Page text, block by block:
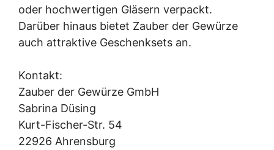
oder hochwertigen Gläsern verpackt.
Darüber hinaus bietet Zauber der Gewürze
auch attraktive Geschenksets an.
Kontakt:
Zauber der Gewürze GmbH
Sabrina Düsing
Kurt-Fischer-Str. 54
22926 Ahrensburg